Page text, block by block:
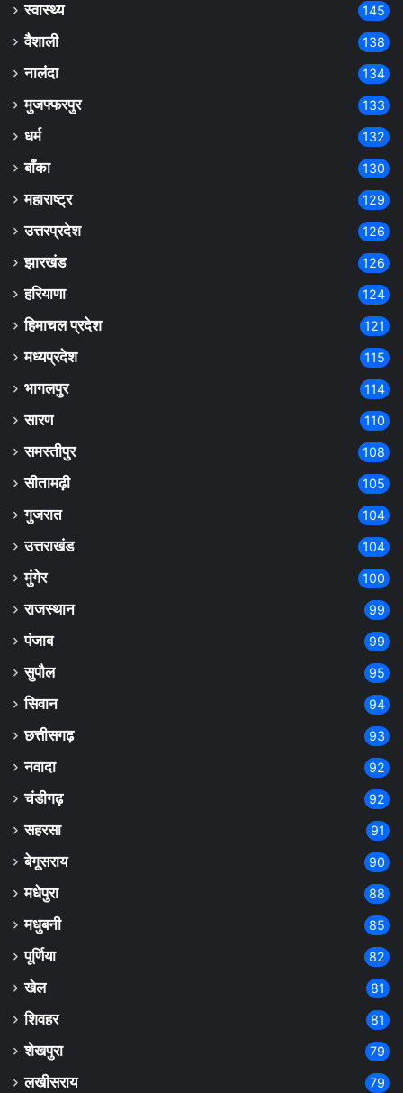
स्वास्थ्य 145
वैशाली 138
नालंदा 134
मुजफ्फरपुर 133
धर्म 132
बाँका 130
महाराष्ट्र 129
उत्तरप्रदेश 126
झारखंड 126
हरियाणा 124
हिमाचल प्रदेश 121
मध्यप्रदेश 115
भागलपुर 114
सारण 110
समस्तीपुर 108
सीतामढ़ी 105
गुजरात 104
उत्तराखंड 104
मुंगेर 100
राजस्थान 99
पंजाब 99
सुपौल 95
सिवान 94
छत्तीसगढ़ 93
नवादा 92
चंडीगढ़ 92
सहरसा 91
बेगूसराय 90
मधेपुरा 88
मधुबनी 85
पूर्णिया 82
खेल 81
शिवहर 81
शेखपुरा 79
लखीसराय 79